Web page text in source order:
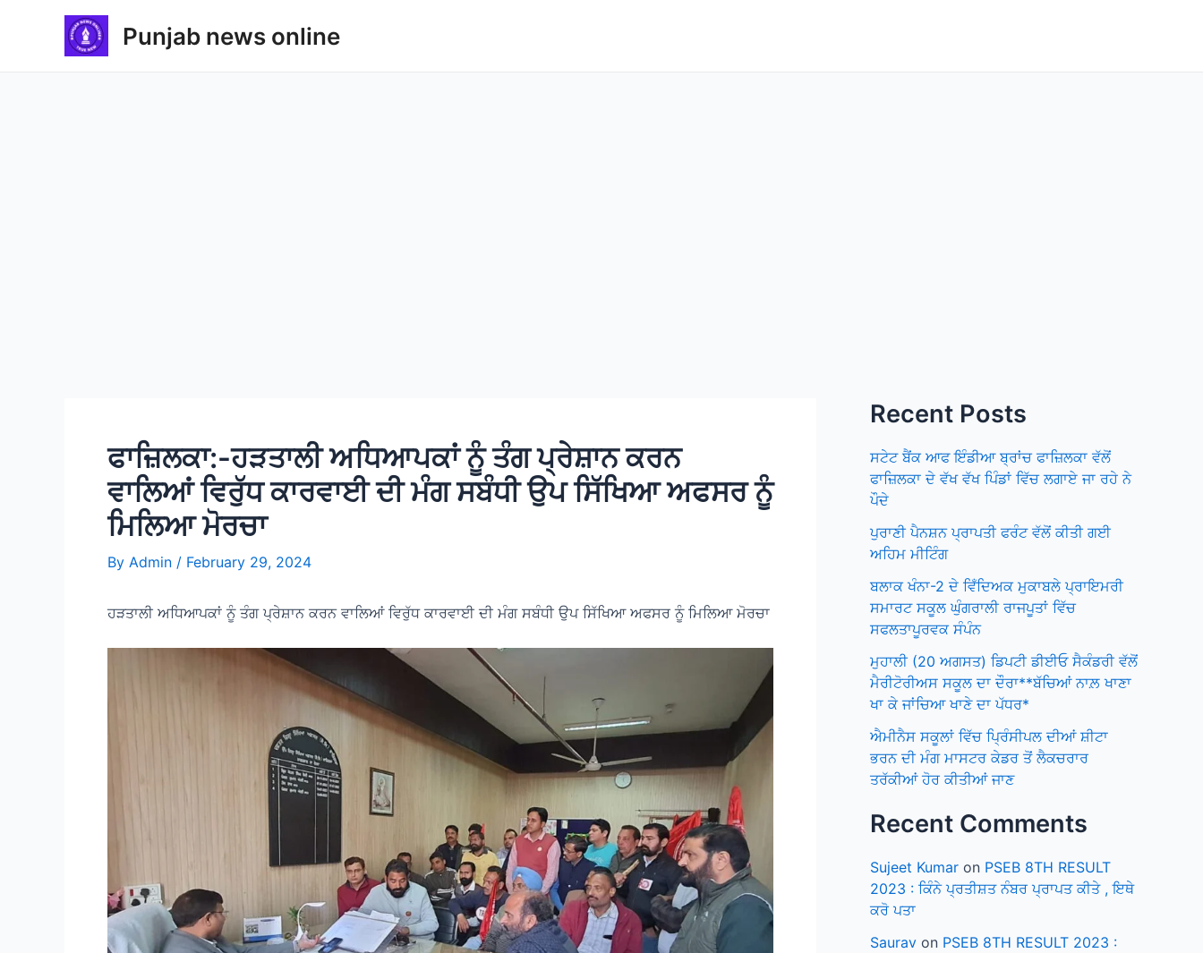
Punjab news online
ਫਾਜ਼ਿਲਕਾ:-ਹੜਤਾਲੀ ਅਧਿਆਪਕਾਂ ਨੂੰ ਤੰਗ ਪ੍ਰੇਸ਼ਾਨ ਕਰਨ
ਵਾਲਿਆਂ ਵਿਰੁੱਧ ਕਾਰਵਾਈ ਦੀ ਮੰਗ ਸਬੰਧੀ ਉਪ ਸਿੱਖਿਆ ਅਫਸਰ ਨੂੰ
ਮਿਲਿਆ ਮੋਰਚਾ
By Admin / February 29, 2024
ਹੜਤਾਲੀ ਅਧਿਆਪਕਾਂ ਨੂੰ ਤੰਗ ਪ੍ਰੇਸ਼ਾਨ ਕਰਨ ਵਾਲਿਆਂ ਵਿਰੁੱਧ ਕਾਰਵਾਈ ਦੀ ਮੰਗ ਸਬੰਧੀ ਉਪ ਸਿੱਖਿਆ ਅਫਸਰ ਨੂੰ ਮਿਲਿਆ ਮੋਰਚਾ
Recent Posts
ਸਟੇਟ ਬੈਂਕ ਆਫ ਇੰਡੀਆ ਬ੍ਰਾਂਚ ਫਾਜ਼ਿਲਕਾ ਵੱਲੋਂ
ਫਾਜ਼ਿਲਕਾ ਦੇ ਵੱਖ ਵੱਖ ਪਿੰਡਾਂ ਵਿੱਚ ਲਗਾਏ ਜਾ ਰਹੇ ਨੇ
ਪੌਦੇ
ਪੁਰਾਣੀ ਪੈਨਸ਼ਨ ਪ੍ਰਾਪਤੀ ਫਰੰਟ ਵੱਲੋਂ ਕੀਤੀ ਗਈ
ਅਹਿਮ ਮੀਟਿੰਗ
ਬਲਾਕ ਖੰਨਾ-2 ਦੇ ਵਿਁਦਿਅਕ ਮੁਕਾਬਲੇ ਪ੍ਰਾਇਮਰੀ
ਸਮਾਰਟ ਸਕੂਲ ਘੁੰਗਰਾਲੀ ਰਾਜਪੂਤਾਂ ਵਿੱਚ
ਸਫਲਤਾਪੂਰਵਕ ਸੰਪੰਨ
ਮੁਹਾਲੀ (20 ਅਗਸਤ) ਡਿਪਟੀ ਡੀਈਓ ਸੈਕੰਡਰੀ ਵੱਲੋਂ
ਮੈਰੀਟੋਰੀਅਸ ਸਕੂਲ ਦਾ ਦੌਰਾ**ਬੱਚਿਆਂ ਨਾਲ਼ ਖਾਣਾ
ਖਾ ਕੇ ਜਾਂਚਿਆ ਖਾਣੇ ਦਾ ਪੱਧਰ*
ਐਮੀਨੈਸ ਸਕੂਲਾਂ ਵਿੱਚ ਪ੍ਰਿੰਸੀਪਲ ਦੀਆਂ ਸ਼ੀਟਾ
ਭਰਨ ਦੀ ਮੰਗ ਮਾਸਟਰ ਕੇਡਰ ਤੋਂ ਲੈਕਚਰਾਰ
ਤਰੱਕੀਆਂ ਹੋਰ ਕੀਤੀਆਂ ਜਾਣ
Recent Comments
Sujeet Kumar on PSEB 8TH RESULT
2023 : ਕਿੰਨੇ ਪ੍ਰਤੀਸ਼ਤ ਨੰਬਰ ਪ੍ਰਾਪਤ ਕੀਤੇ , ਇਥੇ
ਕਰੋ ਪਤਾ
Saurav on PSEB 8TH RESULT 2023 :